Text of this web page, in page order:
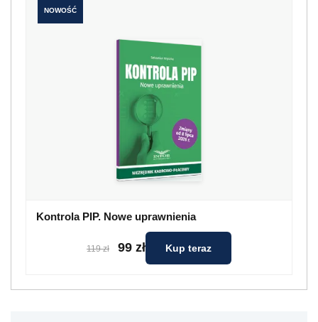
NOWOŚĆ
Kontrola PIP. Nowe uprawnienia
119 zł 99 zł Kup teraz